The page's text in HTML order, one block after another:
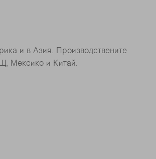
и в Азия. Производствените
Мексико и Китай.